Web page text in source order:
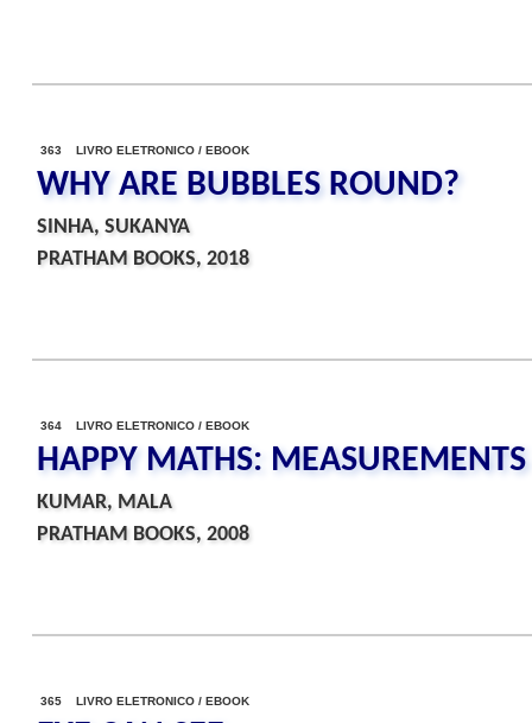
363 LIVRO ELETRONICO / EBOOK
WHY ARE BUBBLES ROUND?
SINHA, SUKANYA
PRATHAM BOOKS, 2018
364 LIVRO ELETRONICO / EBOOK
HAPPY MATHS: MEASUREMENTS
KUMAR, MALA
PRATHAM BOOKS, 2008
365 LIVRO ELETRONICO / EBOOK